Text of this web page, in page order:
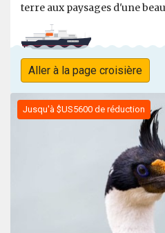
terre aux paysages d'une
Aller à la page croisière
Jusqu'à $US5600 de réduction